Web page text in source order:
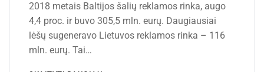
2018 metais Baltijos šalių reklamos rinka, augo
4,4 proc. ir buvo 305,5 mln. eurų. Daugiausiai
lėšų sugeneravo Lietuvos reklamos rinka – 116
mln. eurų. Tai…